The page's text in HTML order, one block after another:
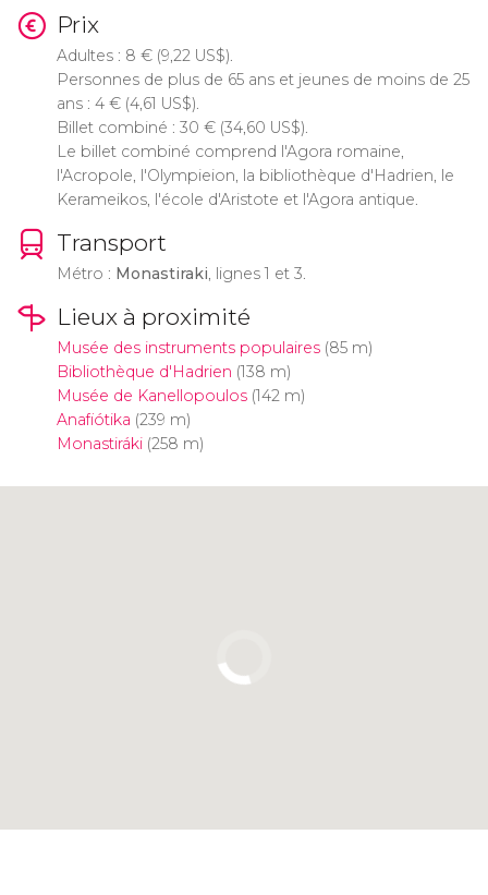
Prix
Adultes : 8 €(9,22 US$).
Personnes de plus de 65 ans et jeunes de moins de 25
ans : 4 €(4,61 US$).
Billet combiné : 30 €(34,60 US$).
Le billet combiné comprend l'Agora romaine,
l'Acropole, l'Olympieion, la bibliothèque d'Hadrien, le
Kerameikos, l'école d'Aristote et l'Agora antique.
Transport
Métro : Monastiraki, lignes 1 et 3.
Lieux à proximité
Musée des instruments populaires(85 m)
Bibliothèque d'Hadrien (138 m)
Musée de Kanellopoulos(142 m)
Anafiótika (239 m)
Monastiráki(258 m)